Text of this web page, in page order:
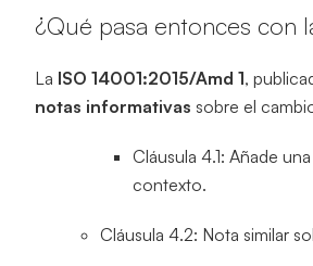
¿Qué pasa entonces con
La ISO 14001:2015/Amd 1,
notas informativas sobre el
Cláusula 4.1: Añade
contexto.
Cláusula 4.2: Nota similar